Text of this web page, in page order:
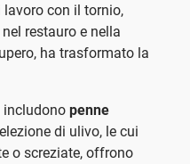
con il tornio,
restauro e nella
ha trasformato la
includono penne
di ulivo, le cui
o screziate, offrono